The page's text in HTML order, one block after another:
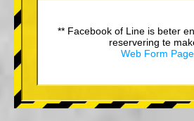
** Facebook of Line is beter
reservering te
Web Form Page